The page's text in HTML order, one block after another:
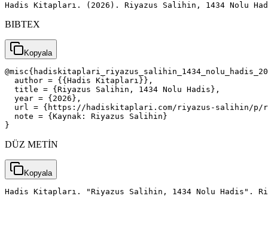
Hadis Kitapları. (2026). Riyazus Salihin, 1434 Nolu
BIBTEX
Kopyala
  author = {{Hadis Kitapları}},
  title = {Riyazus Salihin, 1434 Nolu Hadis},
  year = {2026},
url = {https://hadiskitaplari.com/riyazus-salihin/
  note = {Kaynak: Riyazus Salihin}
}
DÜZ METİN
Kopyala
Hadis Kitapları. "Riyazus Salihin, 1434 Nolu Hadis".